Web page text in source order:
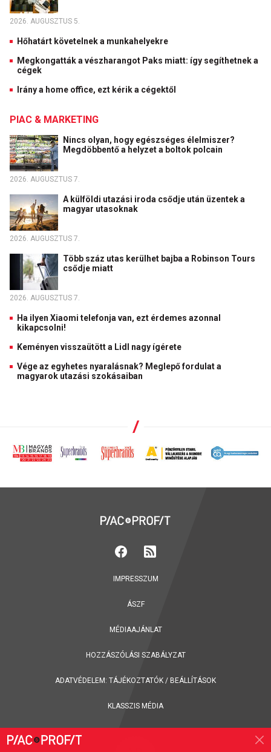
2026. AUGUSZTUS 5.
Hőhatárt követelnek a munkahelyekre
Megkongatták a vészharangot Paks miatt: így segíthetnek a
cégek
Irány a home office, ezt kérik a cégektől
PIAC & MARKETING
Nincs olyan, hogy egészséges élelmiszer?
Megdöbbentő a helyzet a boltok polcain
2026. AUGUSZTUS 7.
A külföldi utazási iroda csődje után üzentek a
magyar utasoknak
2026. AUGUSZTUS 7.
Több száz utas kerülhet bajba a Robinson Tours
csődje miatt
2026. AUGUSZTUS 7.
Ha ilyen Xiaomi telefonja van, ezt érdemes azonnal
kikapcsolni!
Keményen visszaütött a Lidl nagy ígérete
Vége az egyhetes nyaralásnak? Meglepő fordulat a
magyarok utazási szokásaiban
IMPRESSZUM
ÁSZF
MÉDIAAJÁNLAT
HOZZÁSZÓLÁSI SZABÁLYZAT
ADATVÉDELEM: TÁJÉKOZTATÓK / BEÁLLÍTÁSOK
KLASSZIS MÉDIA